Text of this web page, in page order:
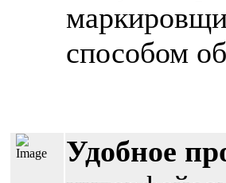
способом
Удобное